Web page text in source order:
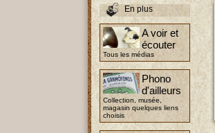
En plus
A voir et
écouter
Tous les médias
Phono
d'ailleurs
Collection, musée,
magasin quelques liens
choisis